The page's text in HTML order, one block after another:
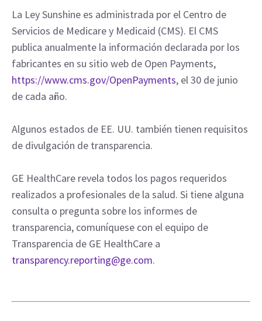
La Ley Sunshine es administrada por el Centro de
Servicios de Medicare y Medicaid (CMS). El CMS
publica anualmente la información declarada por los
fabricantes en su sitio web de Open Payments,
https://www.cms.gov/OpenPayments, el 30 de junio
de cada año.
Algunos estados de EE. UU. también tienen requisitos
de divulgación de transparencia.
GE HealthCare revela todos los pagos requeridos
realizados a profesionales de la salud. Si tiene alguna
consulta o pregunta sobre los informes de
transparencia, comuníquese con el equipo de
Transparencia de GE HealthCare a
transparency.reporting@ge.com.